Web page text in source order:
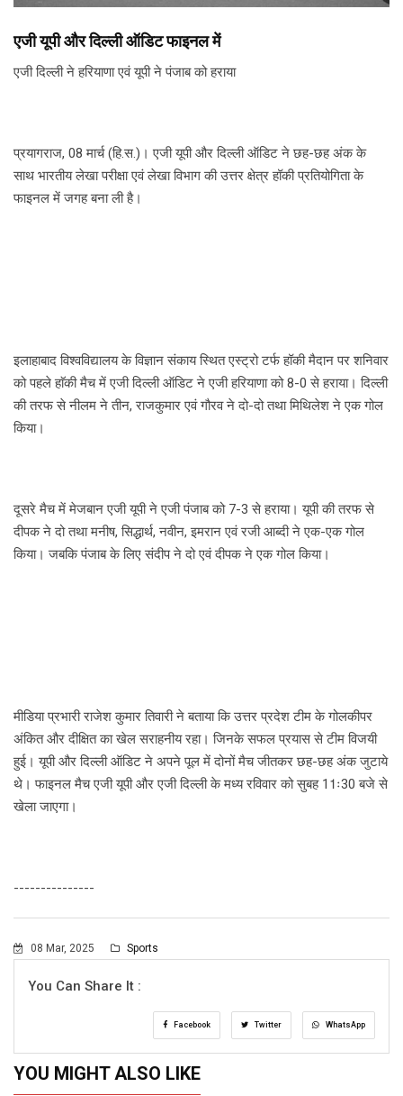
एजी यूपी और दिल्ली ऑडिट फाइनल में
एजी दिल्ली ने हरियाणा एवं यूपी ने पंजाब को हराया
प्रयागराज, 08 मार्च (हि.स.)। एजी यूपी और दिल्ली ऑडिट ने छह-छह अंक के
साथ भारतीय लेखा परीक्षा एवं लेखा विभाग की उत्तर क्षेत्र हॉकी प्रतियोगिता के
फाइनल में जगह बना ली है।
इलाहाबाद विश्वविद्यालय के विज्ञान संकाय स्थित एस्ट्रो टर्फ हॉकी मैदान पर शनिवार
को पहले हाॅकी मैच में एजी दिल्ली ऑडिट ने एजी हरियाणा को 8-0 से हराया। दिल्ली
की तरफ से नीलम ने तीन, राजकुमार एवं गौरव ने दो-दो तथा मिथिलेश ने एक गोल
किया।
दूसरे मैच में मेजबान एजी यूपी ने एजी पंजाब को 7-3 से हराया। यूपी की तरफ से
दीपक ने दो तथा मनीष, सिद्धार्थ, नवीन, इमरान एवं रजी आब्दी ने एक-एक गोल
किया। जबकि पंजाब के लिए संदीप ने दो एवं दीपक ने एक गोल किया।
मीडिया प्रभारी राजेश कुमार तिवारी ने बताया कि उत्तर प्रदेश टीम के गोलकीपर
अंकित और दीक्षित का खेल सराहनीय रहा। जिनके सफल प्रयास से टीम विजयी
हुई। यूपी और दिल्ली ऑडिट ने अपने पूल में दोनों मैच जीतकर छह-छह अंक जुटाये
थे। फाइनल मैच एजी यूपी और एजी दिल्ली के मध्य रविवार को सुबह 11ः30 बजे से
खेला जाएगा।
---------------
08 Mar, 2025 Sports
You Can Share It :
Facebook Twitter WhatsApp
YOU MIGHT ALSO LIKE